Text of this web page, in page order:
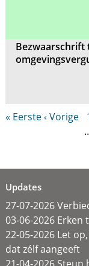
Bezwaarschrift
« Eerste‹ Vorige
Updates
27-07-2026
03-06-2026
22-05-2026 Let
dat zélf aangeeft